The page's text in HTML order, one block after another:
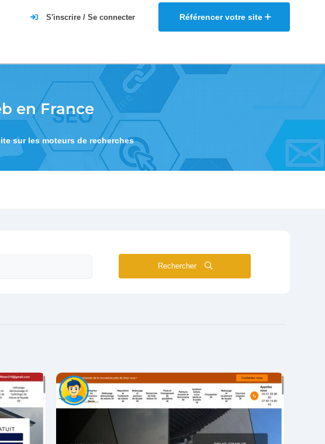
Référencer votre site
S'inscrire / Se connecter
en France
sur les moteurs de recherches
Rechercher